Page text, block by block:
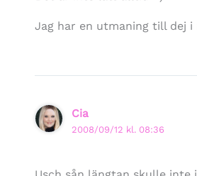
Jag har en utmaning till dej i
Cia
2008/09/12 kl. 08:36